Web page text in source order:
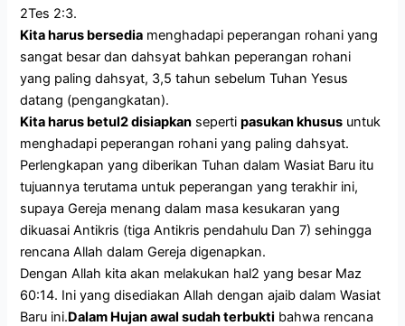
2Tes 2:3.
Kita harus bersedia menghadapi peperangan rohani yang
sangat besar dan dahsyat bahkan peperangan rohani
yang paling dahsyat, 3,5 tahun sebelum Tuhan Yesus
datang (pengangkatan).
Kita harus betul2 disiapkan sepertipasukan khusus untuk
menghadapi peperangan rohani yang paling dahsyat.
Perlengkapan yang diberikan Tuhan dalam Wasiat Baru itu
tujuannya terutama untuk peperangan yang terakhir ini,
supaya Gereja menang dalam masa kesukaran yang
dikuasai Antikris (tiga Antikris pendahulu Dan 7) sehingga
rencana Allah dalam Gereja digenapkan.
Dengan Allah kita akan melakukan hal2 yang besar Maz
60:14. Ini yang disediakan Allah dengan ajaib dalam Wasiat
Baru ini.Dalam Hujan awal sudah terbukti bahwa rencana